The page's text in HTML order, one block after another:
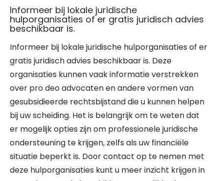
Informeer bij lokale juridische
hulporganisaties of er gratis juridisch advies
beschikbaar is.
Informeer bij lokale juridische hulporganisaties of er
gratis juridisch advies beschikbaar is. Deze
organisaties kunnen vaak informatie verstrekken
over pro deo advocaten en andere vormen van
gesubsidieerde rechtsbijstand die u kunnen helpen
bij uw scheiding. Het is belangrijk om te weten dat
er mogelijk opties zijn om professionele juridische
ondersteuning te krijgen, zelfs als uw financiële
situatie beperkt is. Door contact op te nemen met
deze hulporganisaties kunt u meer inzicht krijgen in